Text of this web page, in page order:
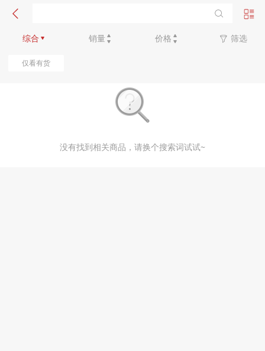
综合 销量 价格 筛选
新品优先
仅看有货
没有找到相关商品，请换个搜索词试试~